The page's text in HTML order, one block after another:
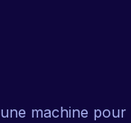
machine